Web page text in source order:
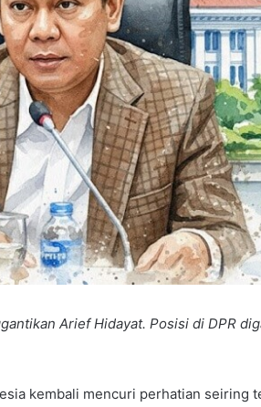
Arief Hidayat. Posisi di DPR
kembali mencuri perhatian seiring